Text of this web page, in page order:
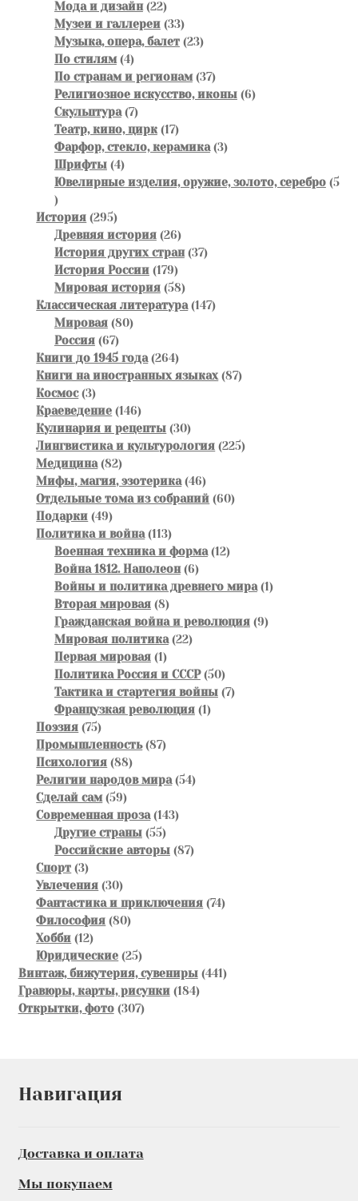
Мода и дизайн 2222
товара
Музеи и галлереи 3333
товара
Музыка, опера, балет 2323
По стилям 44
товара
По странам и регионам 3737
товаров
Религиозное искусство, иконы 66
Скульптура 77
товаров
Театр, кино, цирк 1717
товаров
Фарфор, стекло, керамика 33
Шрифты 44
товара
Ювелирные изделия, оружие, золото, серебро 5
5
товаров
История 295295
товаров
Древняя история 2626
товаров
История других стран 3737
История России 179179
товаров
Мировая история 5858
товаров
Классическая литература 147147
Мировая 8080
Россия 6767
товаров
Книги до 1945 года 264264
товара
Книги на иностранных языках 8787
Космос 33
товара
Краеведение 146146
товаров
Кулинария и рецепты 3030
товаров
Лингвистика и культурология 225225
Медицина 8282
товара
Мифы, магия, эзотерика 4646
товаров
Отдельные тома из собраний 6060
Подарки 4949
товаров
Политика и война 113113
товаров
Военная техника и форма 1212
Война 1812. Наполеон 66
товаров
Войны и политика древнего мира 11
Вторая мировая 88
товаров
Гражданская война и революция 99
Мировая политика 2222
Первая мировая 11
товар
Политика Россия и СССР 5050
товаров
Тактика и стартегия войны 77
Французкая революция 11
Поэзия 7575
товаров
Промышленность 8787
Психология 8888
товаров
Религии народов мира 5454
Сделай сам 5959
товаров
Современная проза 143143
Другие страны 5555
товаров
Российские авторы 8787
Спорт 33
товара
Увлечения 3030
товаров
Фантастика и приключения 7474
Философия 8080
Хобби 1212
товаров
Юридические 2525
товаров
Винтаж, бижутерия, сувениры 441441
Гравюры, карты, рисунки 184184
Открытки, фото 307307
Навигация
Доставка и оплата
Мы покупаем